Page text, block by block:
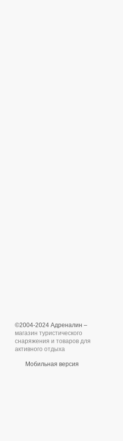
©2004-2024 Адреналин –
магазин туристического
снаряжения и товаров для
активного отдыха
Мобильная версия